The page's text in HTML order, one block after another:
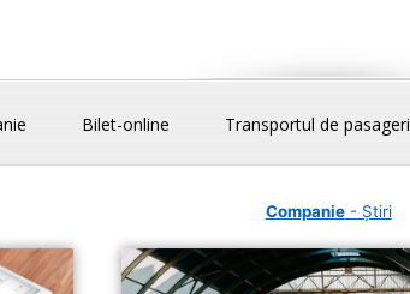
Bilet-online Transportul de pasageri
Companie- Știri